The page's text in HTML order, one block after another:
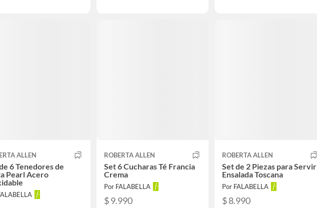
ALLEN
6 Tenedores de
Pearl Acero
ROBERTA ALLEN
Set 6 Cucharas Té Francia
Crema
Por FALABELLA
$ 9.990
ROBERTA ALLEN
Set de 2 Piezas para Servir
Ensalada Toscana
Por FALABELLA
$ 8.990